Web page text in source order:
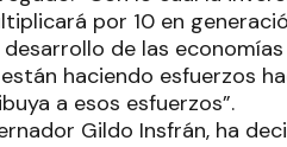
por 10 en
de las economías
haciendo esfuerzos
a esos esfuerzos”.
Gildo Insfrán, ha